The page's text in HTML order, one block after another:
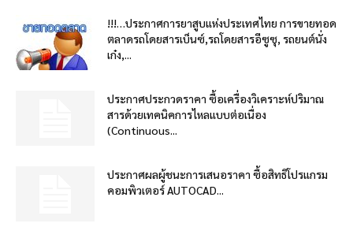
!!!…ประกาศการยาสูบแห่งประเทศไทย การขายทอด
ตลาดรถโดยสารเบ็นซ์,รถโดยสารอีซูซุ, รถยนต์นั่ง
เก๋ง,...
ประกาศประกวดราคา ซื้อเครื่องวิเคราะห์ปริมาณ
สารด้วยเทคนิคการไหลแบบต่อเนื่อง
(Continuous...
ประกาศผลผู้ชนะการเสนอราคา ซื้อสิทธิโปรแกรม
คอมพิวเตอร์ AUTOCAD...